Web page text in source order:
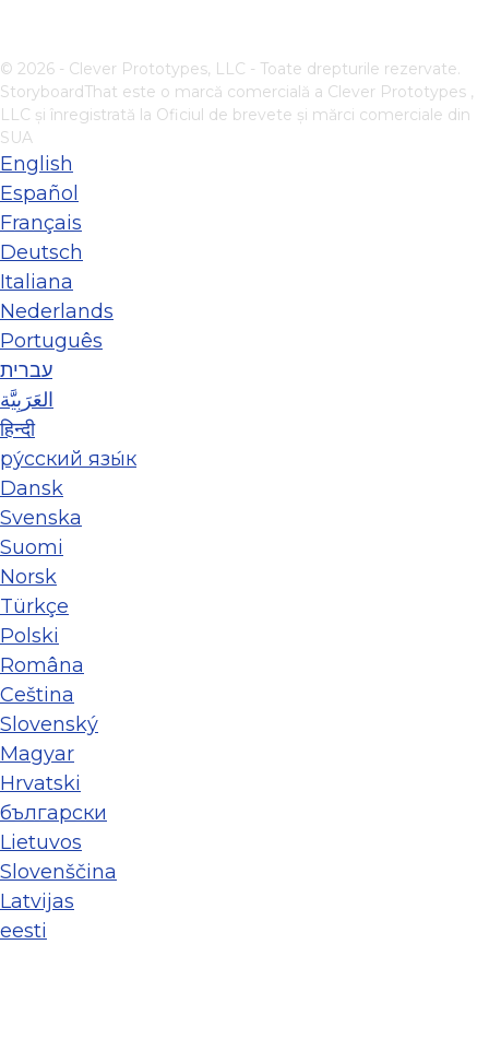
© 2026 - Clever Prototypes, LLC - Toate drepturile rezervate.
StoryboardThat este o marcă comercială a Clever Prototypes ,
LLC și înregistrată la Oficiul de brevete și mărci comerciale din
SUA
English
Español
Français
Deutsch
Italiana
Nederlands
Português
עברית
العَرَبِيَّة
हिन्दी
ру́сский язы́к
Dansk
Svenska
Suomi
Norsk
Türkçe
Polski
Româna
Ceština
Slovenský
Magyar
Hrvatski
български
Lietuvos
Slovenščina
Latvijas
eesti